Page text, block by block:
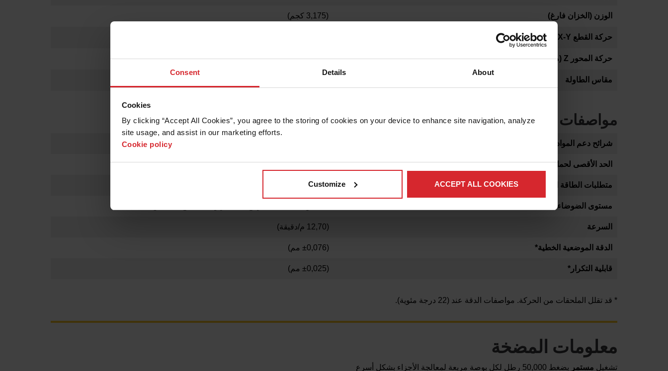
Consent Details About
Cookies
By clicking “Accept All Cookies”, you agree to the storing of cookies on your device to enhance site navigation, analyze
site usage, and assist in our marketing efforts.
Cookie policy
Customize ACCEPT ALL COOKIES
الوزن (الخزان فارغ) (3,175 كجم )
حركة القطع X-Y*
حركة المحور Z (مع محور Z الآلي)* (304 مم)
مقاس الطاولة
مواصفات الطراز
شرائح دعم المواد
الحد الأقصى لحمل المواد المدعومة (1,465 كجم/متر مربع)
متطلبات الطاقة الكهربائية 3 أطوار، 380-480 فولت تيار متردد ±10%، 50-60 هرتز
مستوى الضوضاء
السرعة (12,70 م/دقيقة)
الدقة الموضعية الخطية* (±0,076 مم)
قابلية التكرار* (±0,025 مم)
* قد تقلل الملحقات من الحركة. مواصفات الدقة عند (22 درجة مئوية) .
معلومات المضخة
تشغيل مستمر بضغط 50,000 رطل لكل بوصة مربعة لمعالجة الأجزاء بشكل أسرع